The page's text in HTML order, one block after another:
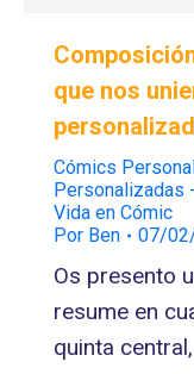
que nos
Cómics
Personalizadas
Vida en Cómic
Por Ben 07/
Os presento
resume en
quinta